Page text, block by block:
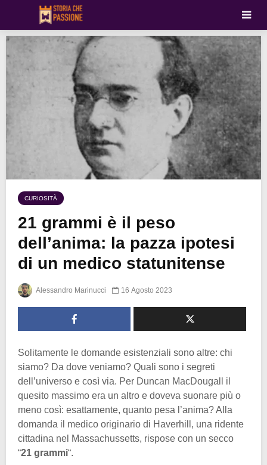
CURIOSITÀ
21 grammi è il peso
dell’anima: la pazza ipotesi
di un medico statunitense
Alessandro Marinucci 16 Agosto 2023
Solitamente le domande esistenziali sono altre: chi
siamo? Da dove veniamo? Quali sono i segreti
dell’universo e così via. Per Duncan MacDougall il
quesito massimo era un altro e doveva suonare più o
meno così: esattamente, quanto pesa l’anima? Alla
domanda il medico originario di Haverhill, una ridente
cittadina nel Massachussetts, rispose con un secco
“21 grammi“.